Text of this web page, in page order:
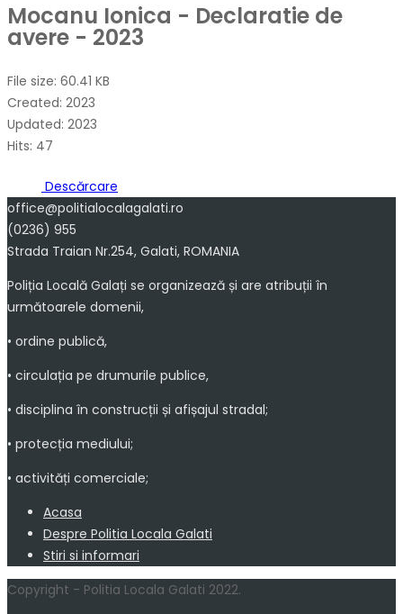
Mocanu Ionica - Declaratie de
avere - 2023
File size: 60.41 KB
Created: 2023
Updated: 2023
Hits: 47
Descărcare
office@politialocalagalati.ro
(0236) 955
Strada Traian Nr.254, Galati, ROMANIA
Poliția Locală Galați se organizează și are atribuții în
următoarele domenii,
• ordine publică,
• circulația pe drumurile publice,
• disciplina în construcții și afișajul stradal;
• protecția mediului;
• activități comerciale;
Acasa
Despre Politia Locala Galati
Stiri si informari
Copyright - Politia Locala Galati 2022.